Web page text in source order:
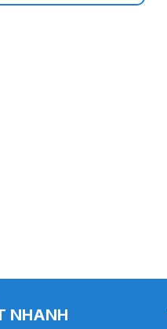
NHANH